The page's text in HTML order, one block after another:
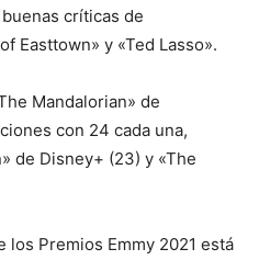
críticas de
Easttown» y «Ted Lasso».
Mandalorian» de
con 24 cada una,
de Disney+ (23) y «The
los Premios Emmy 2021 está